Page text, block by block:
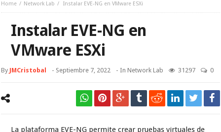
Home Network Lab Instalar EVE-NG en VMware ESXi
Instalar EVE-NG en
VMware ESXi
By JMCristobal - Septiembre 7, 2022 - InNetwork Lab 31297 0
La plataforma EVE-NG permite crear pruebas virtuales de